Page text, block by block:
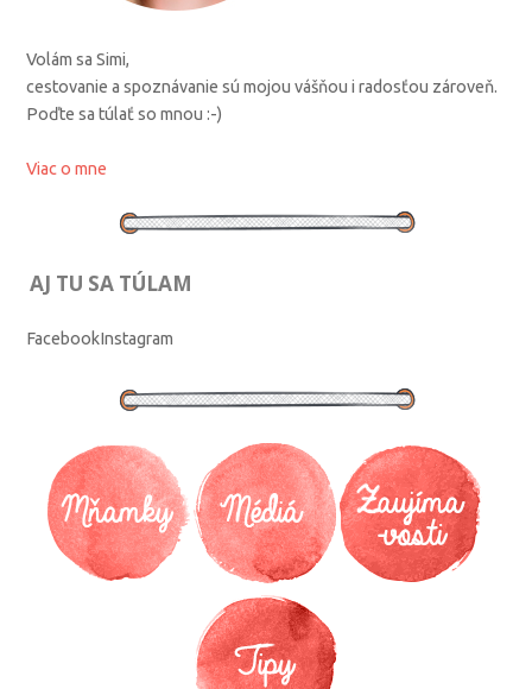
Volám sa Simi,
cestovanie a spoznávanie sú mojou vášňou i radosťou zároveň.
Poďte sa túlať so mnou :-)
Viac o mne
AJ TU SA TÚLAM
FacebookInstagram